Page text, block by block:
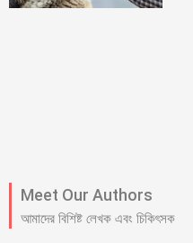
Meet Our Authors
আমাদের বিশিষ্ট লেখক এবং চিকিৎসক